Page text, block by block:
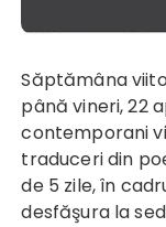
Săptămâna viitoare, începând de luni, 18 aprilie,
până vineri, 22
contemporani
traduceri din
de 5 zile, în
desfăşura la